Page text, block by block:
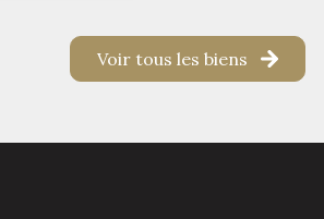
Voir tous les biens